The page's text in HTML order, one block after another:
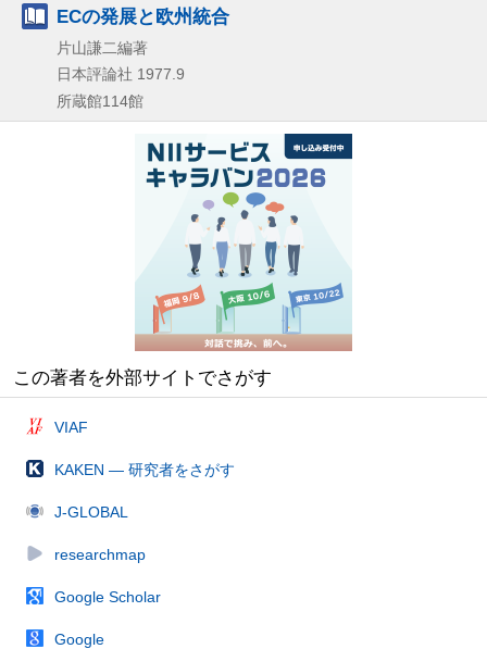
ECの発展と欧州統合
片山謙二編著
日本評論社 1977.9
所蔵館114館
この著者を外部サイトでさがす
VIAF
KAKEN — 研究者をさがす
J-GLOBAL
researchmap
Google Scholar
Google